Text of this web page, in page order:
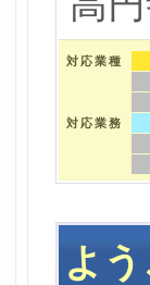
対応業種
対応業務
よ